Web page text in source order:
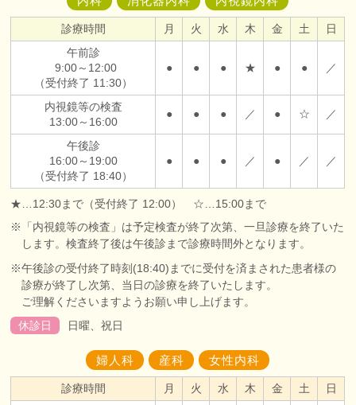
診療時間 月 火 水 木 金 土
日
午前診
9:00～12:00
（受付終了 11:30）
● ● ● ★ ● ● ／
内視鏡等の検査
13:00～16:00
● ● ● ／ ● ☆ ／
午後診
16:00～19:00
（受付終了 18:40）
● ● ● ／ ● ／ ／
★…12:30まで（受付終了 12:00） ☆…15:00まで
※「内視鏡等の検査」は予定検査が終了次第、一旦診療を終了いた
します。検査終了後は午後診まで診療時間外となります。
※午後診の受付終了時刻(18:40)までに受付を済まされた患者様の
診療が終了し次第、当日の診療を終了いたします。
ご理解くださいますようお願い申し上げます。
休診日
日曜、祝日
婦人科 産科 女性内科
診療時間 月 火 水 木 金 土
日